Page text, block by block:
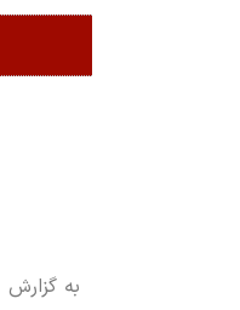
به گزارش